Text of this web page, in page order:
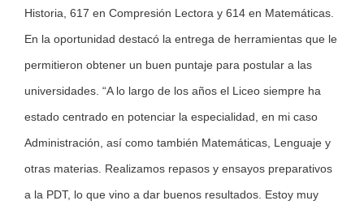
Historia, 617 en Compresión Lectora y 614 en Matemáticas.
En la oportunidad destacó la entrega de herramientas que le
permitieron obtener un buen puntaje para postular a las
universidades. “A lo largo de los años el Liceo siempre ha
estado centrado en potenciar la especialidad, en mi caso
Administración, así como también Matemáticas, Lenguaje y
otras materias. Realizamos repasos y ensayos preparativos
a la PDT, lo que vino a dar buenos resultados. Estoy muy